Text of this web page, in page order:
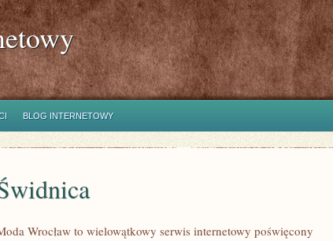
BLOG INTERNETOWY
Wrocław to wielowątkowy serwis internetowy poświęcony